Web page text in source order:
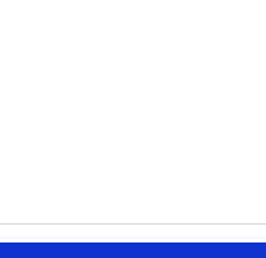
podawane przez